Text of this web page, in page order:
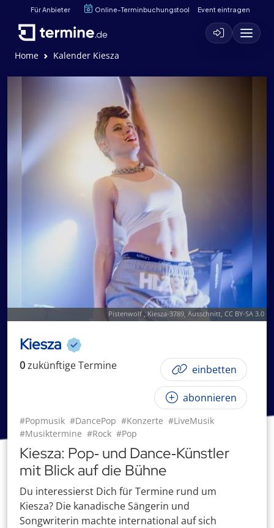
Für Anbieter Online-Terminbuchungstool Event eintragen
Home Kalender Kiesza
Pistenwolf , Kiesza-3789, Ausschnitt, CC BY-SA 3.0
Kiesza
0zukünftigeTermine einbetten
abonnieren
#Popmusik #DancePop #Konzerte #LiveMusik
#Musiktermine #Rock #Pop
Kiesza: Pop‑ und Dance‑Künstler
mit Blick auf die Bühne
Du interessierst Dich für Termine rund um
Kiesza? Die kanadische Sängerin und
Songwriterin machte international auf sich